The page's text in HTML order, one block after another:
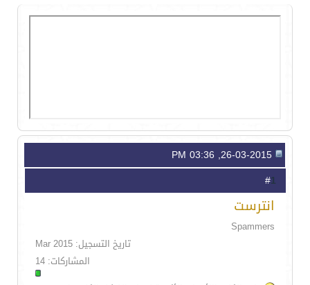
1
انترست
Spammers
تاريخ التسجيل: Mar 2015
المشاركات: 14